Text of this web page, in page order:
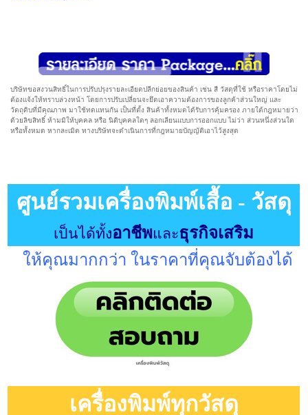
บริษัทขอสงวนสิทธิ์ในการปรับปรุงรายละเอียดปลีกย่อยของสินค้า เช่น สี วัสดุที่ใช้ หรือราคาโดยไม่
ต้องแจ้งให้ทราบล่วงหน้า โดยการปรับเปลี่ยนจะยึดเอาความต้องการของลูกค้าส่วนใหญ่ และ
วัตถุดิบที่มีคุณภาพ มาใช้ทดแทนกัน เป็นที่ตั้ง สินค้าทั้งหมดได้รับการคุ้มครอง ภายใต้กฎหมายว่า
ด้วยลิขสิทธิ์ ห้ามมิให้บุคคล หรือ นิติบุคคลใดๆ ลอกเลียนแบบการออกแบบ ไม่ว่า ส่วนหนึ่งส่วนใด
หรือทั้งหมด หากละเมิด ทางบริษัทจะดำเนินการที่กฎหมายบัญญัติเอาไว้สูงสุด
ศูนย์รวมเครื่องพิมพ์เสื้อ - วัสดุ
เป็นได้ทั้งอาชีพและธุรกิจเสริม
ให้คุณมากกว่า ในราคาที่คุณจับต้องได้
เครื่องพิมพ์ทุกวัสดุ